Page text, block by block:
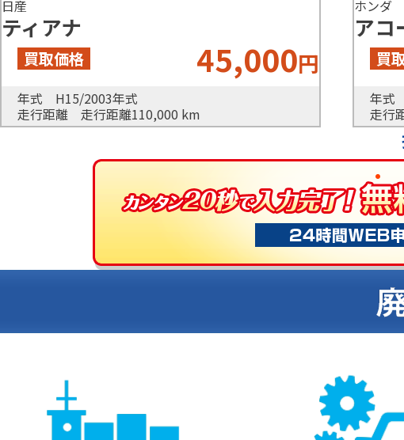
日産
ティアナ
45,000円
年式 H15/2003年式
走行距離 走行距離110,000 km
ホンダ
アコ
年式
走行